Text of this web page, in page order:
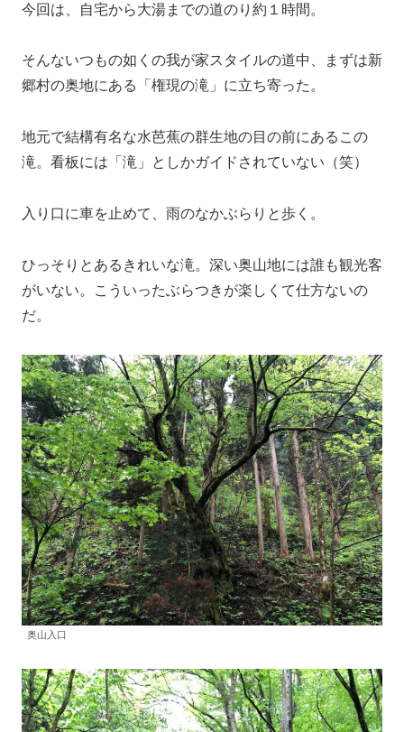
今回は、自宅から大湯までの道のり約１時間。
そんないつもの如くの我が家スタイルの道中、まずは新
郷村の奥地にある「権現の滝」に立ち寄った。
地元で結構有名な水芭蕉の群生地の目の前にあるこの
滝。看板には「滝」としかガイドされていない（笑）
入り口に車を止めて、雨のなかぶらりと歩く。
ひっそりとあるきれいな滝。深い奥山地には誰も観光客
がいない。こういったぶらつきが楽しくて仕方ないの
だ。
奥山入口